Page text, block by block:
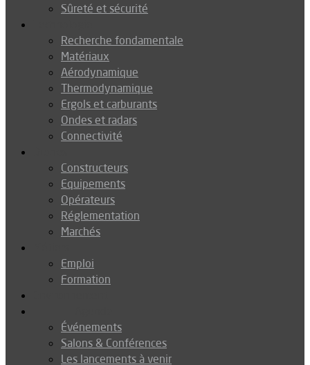
Sûreté et sécurité
Recherche fondamentale
Matériaux
Aérodynamique
Thermodynamique
Ergols et carburants
Ondes et radars
Connectivité
Constructeurs
Equipements
Opérateurs
Réglementation
Marchés
Emploi
Formation
Événements
Salons & Conférences
Les lancements à venir